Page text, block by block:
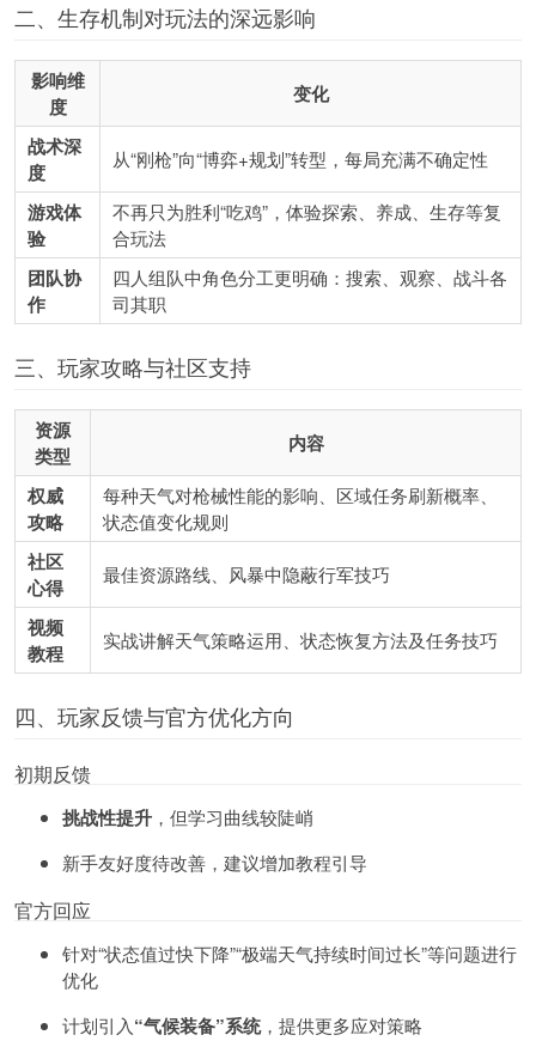
二、生存机制对玩法的深远影响
影响维
度
变化
战术深
度
从“刚枪”向“博弈+规划”转型，每局充满不确定性
游戏体
验
不再只为胜利“吃鸡”，体验探索、养成、生存等复
合玩法
团队协
作
四人组队中角色分工更明确：搜索、观察、战斗各
司其职
三、玩家攻略与社区支持
资源
类型
内容
权威
攻略
每种天气对枪械性能的影响、区域任务刷新概率、
状态值变化规则
社区
心得
最佳资源路线、风暴中隐蔽行军技巧
视频
教程
实战讲解天气策略运用、状态恢复方法及任务技巧
四、玩家反馈与官方优化方向
初期反馈
挑战性提升 ，但学习曲线较陡峭
新手友好度待改善，建议增加教程引导
官方回应
针对“状态值过快下降”“极端天气持续时间过长”等问题进行
优化
计划引入“气候装备”系统，提供更多应对策略